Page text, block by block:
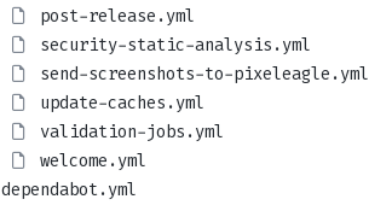
post-release.yml
security-static-analysis.yml
send-screenshots-to-pixeleagle.yml
update-caches.yml
validation-jobs.yml
welcome.yml
dependabot.yml